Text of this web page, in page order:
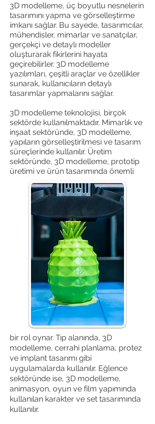
3D modelleme, üç boyutlu nesnelerin
tasarımını yapma ve görselleştirme
imkanı sağlar. Bu sayede, tasarımcılar,
mühendisler, mimarlar ve sanatçılar,
gerçekçi ve detaylı modeller
oluşturarak fikirlerini hayata
geçirebilirler. 3D modelleme
yazılımları, çeşitli araçlar ve özellikler
sunarak, kullanıcıların detaylı
tasarımlar yapmalarını sağlar.
3D modelleme teknolojisi, birçok
sektörde kullanılmaktadır. Mimarlık ve
inşaat sektöründe, 3D modelleme,
yapıların görselleştirilmesi ve tasarım
süreçlerinde kullanılır. Üretim
sektöründe, 3D modelleme, prototip
üretimi ve ürün tasarımında önemli
bir rol oynar. Tıp alanında, 3D
modelleme, cerrahi planlama, protez
ve implant tasarımı gibi
uygulamalarda kullanılır. Eğlence
sektöründe ise, 3D modelleme,
animasyon, oyun ve film yapımında
kullanılan karakter ve set tasarımında
kullanılır.
Powered by
InnoTech Apps